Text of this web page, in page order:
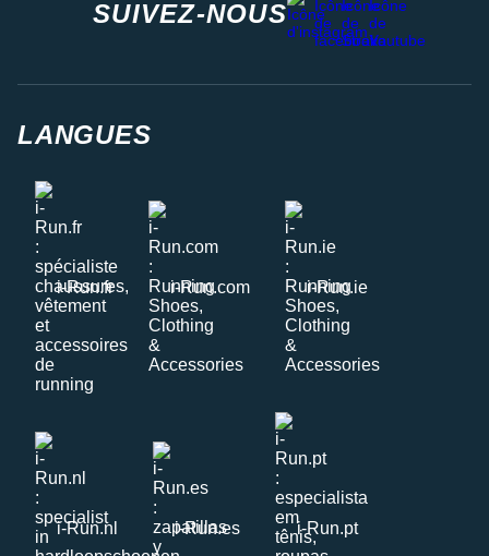
SUIVEZ-NOUS
LANGUES
i-Run.fr i-Run.com i-Run.ie
i-Run.nl i-Run.es i-Run.pt